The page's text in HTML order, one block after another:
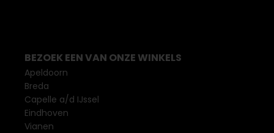
BEZOEK EEN VAN ONZE WINKELS
Apeldoorn
Breda
Capelle a/d IJssel
Eindhoven
Vianen